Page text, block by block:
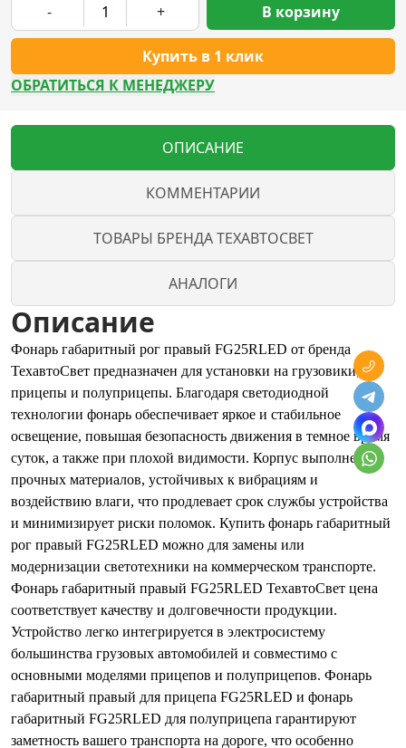
- +
Купить в 1 клик
В корзину
ОБРАТИТЬСЯ К МЕНЕДЖЕРУ
ОПИСАНИЕ
КОММЕНТАРИИ
ТОВАРЫ БРЕНДА ТЕХАВТОСВЕТ
АНАЛОГИ
Описание
Фонарь габаритный рог правый FG25RLED от бренда
ТехавтоСвет предназначен для установки на грузовики,
прицепы и полуприцепы. Благодаря светодиодной
технологии фонарь обеспечивает яркое и стабильное
освещение, повышая безопасность движения в темное время
суток, а также при плохой видимости. Корпус выполнен из
прочных материалов, устойчивых к вибрациям и
воздействию влаги, что продлевает срок службы устройства
и минимизирует риски поломок. Купить фонарь габаритный
рог правый FG25RLED можно для замены или
модернизации светотехники на коммерческом транспорте.
Фонарь габаритный правый FG25RLED ТехавтоСвет цена
соответствует качеству и долговечности продукции.
Устройство легко интегрируется в электросистему
большинства грузовых автомобилей и совместимо с
основными моделями прицепов и полуприцепов. Фонарь
габаритный правый для прицепа FG25RLED и фонарь
габаритный FG25RLED для полуприцепа гарантируют
заметность вашего транспорта на дороге, что особенно